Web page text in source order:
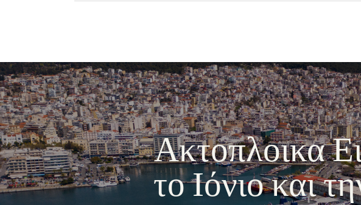
Ακτοπλοικα
το Ιόνιο και